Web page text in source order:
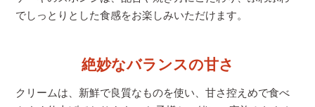
でしっとりとした食感をお楽しみいただけます。
絶妙なバランスの甘さ
クリームは、新鮮で良質なものを使い、甘さ控えめで食べ